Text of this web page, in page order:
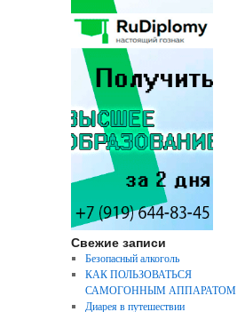
Свежие записи
Безопасный алкоголь
КАК ПОЛЬЗОВАТЬСЯ
САМОГОННЫМ АППАРАТОМ
Диарея в путешествии